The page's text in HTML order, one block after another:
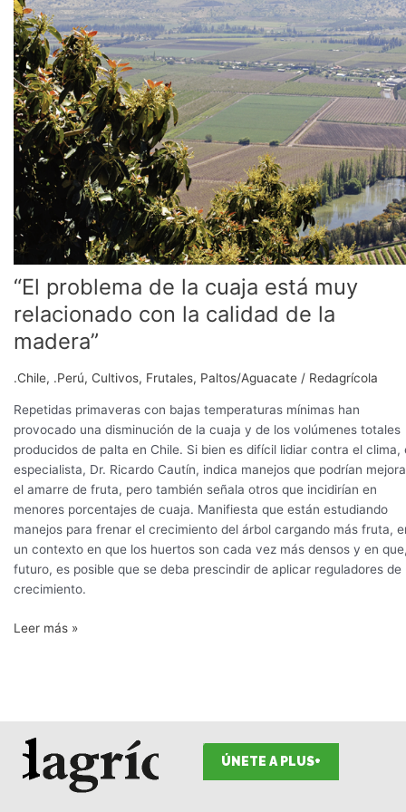
“El problema de la cuaja está muy
relacionado con la calidad de la
madera”
.Chile, .Perú, Cultivos, Frutales, Paltos/Aguacate / Redagrícola
Repetidas primaveras con bajas temperaturas mínimas han
provocado una disminución de la cuaja y de los volúmenes totales
producidos de palta en Chile. Si bien es difícil lidiar contra el clima,
especialista, Dr. Ricardo Cautín, indica manejos que podrían
el amarre de fruta, pero también señala otros que incidirían en
menores porcentajes de cuaja. Manifiesta que están estudiando
manejos para frenar el crecimiento del árbol cargando más fruta,
un contexto en que los huertos son cada vez más densos y en
futuro, es posible que se deba prescindir de aplicar reguladores de
crecimiento.
de
la
cuaja
está
muy
relacionado
con
la
calidad
de
la
madera”
Leer más »
ÚNETE A PLUS+